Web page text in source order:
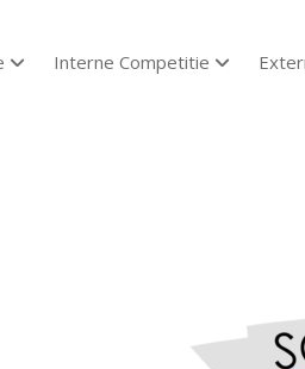
open dropdown menu
Interne Competitie open